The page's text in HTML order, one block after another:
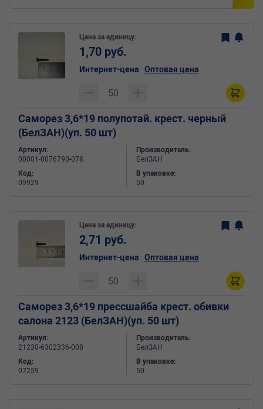
Саморез 3,6*19 полупотай. крест. черный
(БелЗАН)(уп. 50 шт)
Артикул:
00001-0076790-078
Код:
09929
Производитель:
БелЗАН
В упаковке:
50
Цена за единицу:
1,70 руб.
Интернет-цена Оптовая цена
Саморез 3,6*19 прессшайба крест. обивки
салона 2123 (БелЗАН)(уп. 50 шт)
Артикул:
21230-6302336-008
Код:
07259
Производитель:
БелЗАН
В упаковке:
50
Цена за единицу:
2,71 руб.
Интернет-цена Оптовая цена